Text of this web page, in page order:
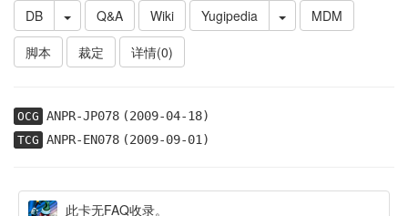
DB Q&A Wiki Yugipedia
MDM
脚本
裁定 详情(0)
OCG ANPR-JP078(2009-04-18)
TCG ANPR-EN078(2009-09-01)
此卡无FAQ收录。